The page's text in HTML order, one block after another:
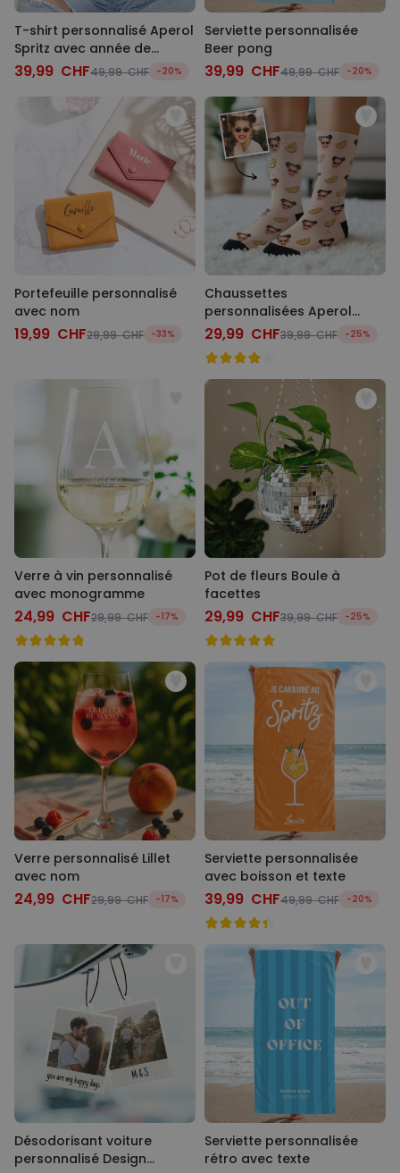
T-shirt personnalisé Aperol
Spritz avec année de
naissance
39,99 CHF49,99 CHF -20%
Serviette personnalisée
Beer pong
39,99 CHF49,99 CHF -20%
Portefeuille personnalisé
avec nom
19,99 CHF29,99 CHF -33%
Chaussettes
personnalisées Aperol
avec visage
29,99 CHF39,99 CHF -25%
Verre à vin personnalisé
avec monogramme
24,99 CHF29,99 CHF -17%
Pot de fleurs Boule à
facettes
29,99 CHF39,99 CHF -25%
Verre personnalisé Lillet
avec nom
24,99 CHF29,99 CHF -17%
Serviette personnalisée
avec boisson et texte
39,99 CHF49,99 CHF -20%
Désodorisant voiture
personnalisé Design
Serviette personnalisée
rétro avec texte